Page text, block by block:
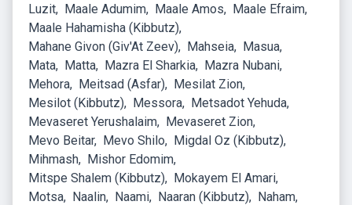
Luzit
Maale Adumim Maale Amos
Maale Efraim
Maale Hahamisha (Kibbutz)
Mahane Givon (Giv'At Zeev)
Mahseia
Masua
Mata
Matta Mazra El Sharkia
Mazra Nubani
Mehora
Meitsad (Asfar)
Mesilat Zion
Mesilot (Kibbutz)
Messora
Metsadot Yehuda
Mevaseret Yerushalaim
Mevaseret Zion
Mevo Beitar
Mevo Shilo
Migdal Oz (Kibbutz)
Mihmash
Mishor Edomim
Mitspe Shalem (Kibbutz)
Mokayem El Amari
Motsa
Naalin Naami Naaran (Kibbutz)
Naham